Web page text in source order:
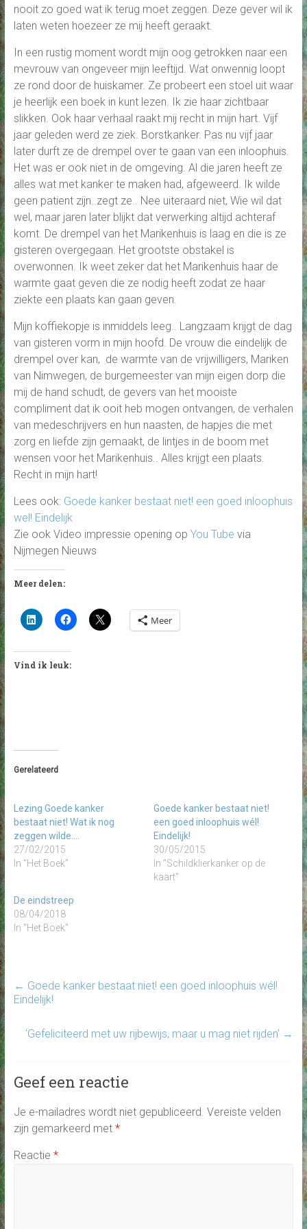
nooit zo goed wat ik terug moet zeggen. Deze gever wil ik
laten weten hoezeer ze mij heeft geraakt.
In een rustig moment wordt mijn oog getrokken naar een
mevrouw van ongeveer mijn leeftijd. Wat onwennig loopt
ze rond door de huiskamer. Ze probeert een stoel uit waar
je heerlijk een boek in kunt lezen. Ik zie haar zichtbaar
slikken. Ook haar verhaal raakt mij recht in mijn hart. Vijf
jaar geleden werd ze ziek. Borstkanker. Pas nu vijf jaar
later durft ze de drempel over te gaan van een inloophuis.
Het was er ook niet in de omgeving. Al die jaren heeft ze
alles wat met kanker te maken had, afgeweerd. Ik wilde
geen patient zijn..zegt ze.. Nee uiteraard niet, Wie wil dat
wel, maar jaren later blijkt dat verwerking altijd achteraf
komt. De drempel van het Marikenhuis is laag en die is ze
gisteren overgegaan. Het grootste obstakel is
overwonnen. Ik weet zeker dat het Marikenhuis haar de
warmte gaat geven die ze nodig heeft zodat ze haar
ziekte een plaats kan gaan geven.
Mijn koffiekopje is inmiddels leeg.. Langzaam krijgt de dag
van gisteren vorm in mijn hoofd. De vrouw die eindelijk de
drempel over kan, de warmte van de vrijwilligers, Mariken
van Nimwegen, de burgemeester van mijn eigen dorp die
mij de hand schudt, de gevers van het mooiste
compliment dat ik ooit heb mogen ontvangen, de verhalen
van medeschrijvers en hun naasten, de hapjes die met
zorg en liefde zijn gemaakt, de lintjes in de boom met
wensen voor het Marikenhuis.. Alles krijgt een plaats.
Recht in mijn hart!
Lees ook:Goede kanker bestaat niet! een goed inloophuis
wel! Eindelijk
Zie ook Video impressie opening op You Tube via
Nijmegen Nieuws
Meer delen:
Meer
Vind ik leuk:
Gerelateerd
Lezing Goede kanker
bestaat niet! Wat ik nog
zeggen wilde….
27/02/2015
In "Het Boek"
Goede kanker bestaat niet!
een goed inloophuis wél!
Eindelijk!
30/05/2015
In "Schildklierkanker op de
kaart"
De eindstreep
08/04/2018
In "Het Boek"
← Goede kanker bestaat niet! een goed inloophuis wél!
Eindelijk!
‘Gefeliciteerd met uw rijbewijs, maar u mag niet rijden’ →
Geef een reactie
Je e-mailadres wordt niet gepubliceerd. Vereiste velden
zijn gemarkeerd met *
Reactie *